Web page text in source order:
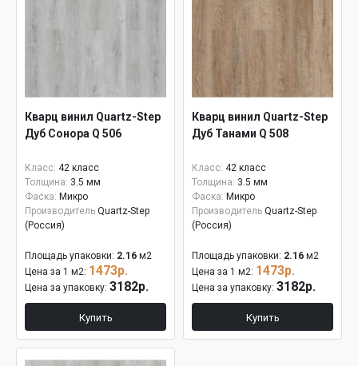
Кварц винил Quartz-Step
Дуб Сонора Q 506
Класс: 42 класс
Толщина: 3.5 мм
Фаска: Микро
Производитель Quartz-Step
(Россия)
Площадь упаковки: 2.16 м2
Цена за 1 м2: 1473р.
Цена за упаковку: 3182р.
Купить
Кварц винил Quartz-Step
Дуб Танами Q 508
Класс: 42 класс
Толщина: 3.5 мм
Фаска: Микро
Производитель Quartz-Step
(Россия)
Площадь упаковки: 2.16 м2
Цена за 1 м2: 1473р.
Цена за упаковку: 3182р.
Купить